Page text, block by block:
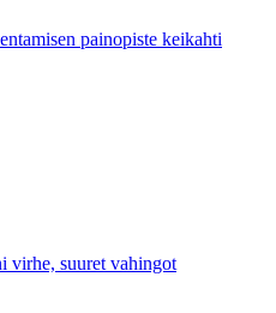
painopiste keikahti
virhe, suuret vahingot